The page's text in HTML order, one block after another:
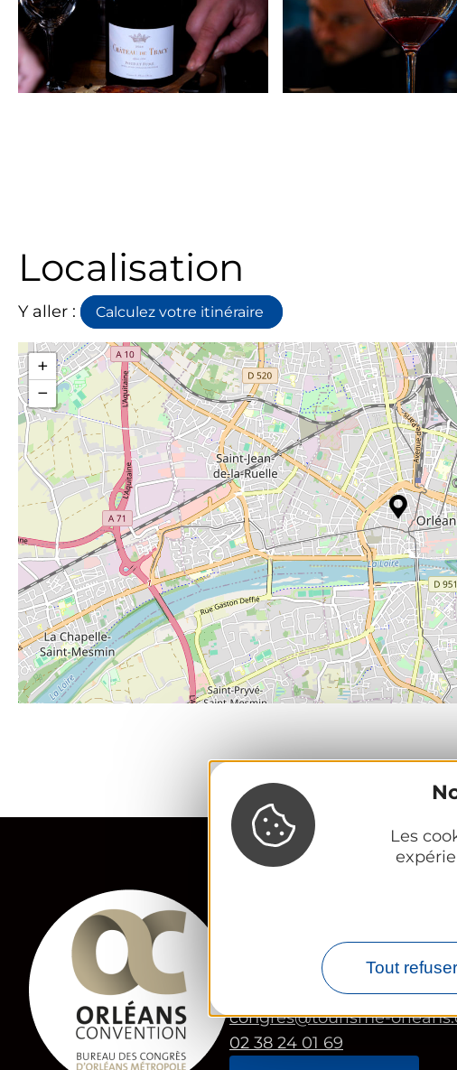
Les
Tout refuser
Localisation
Y aller : Calculez votre itinéraire
+
−
Bureau des Congrès
23 Place du Martroi
45 000 Orléans
congres@tourisme-
02 38 24 01 69